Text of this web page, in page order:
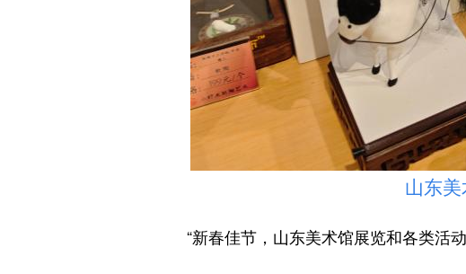
山东美术
“新春佳节，山东美术馆展览和各类活动